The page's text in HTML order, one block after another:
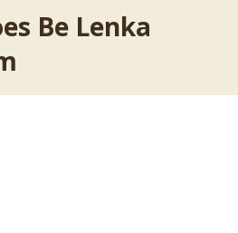
Be Lenka